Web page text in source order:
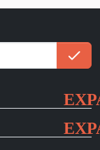
check